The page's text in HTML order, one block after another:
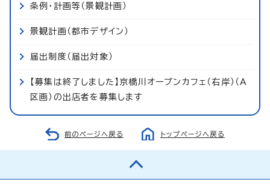
条例・計画等（景観計画）
景観計画（都市デザイン）
届出制度（届出対象）
【募集は終了しました】京橋川オープンカフェ（右岸）（A
区画）の出店者を募集します
前のページへ戻る トップページへ戻る